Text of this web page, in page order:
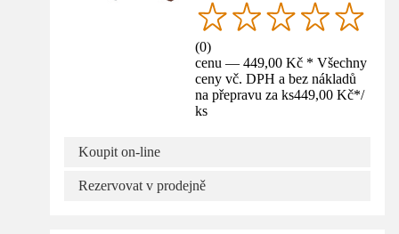
(0)
cenu — 449,00 Kč * Všechny
ceny vč. DPH a bez nákladů
na přepravu za ks449,00 Kč*/
ks
Koupit on-line
Rezervovat v prodejně